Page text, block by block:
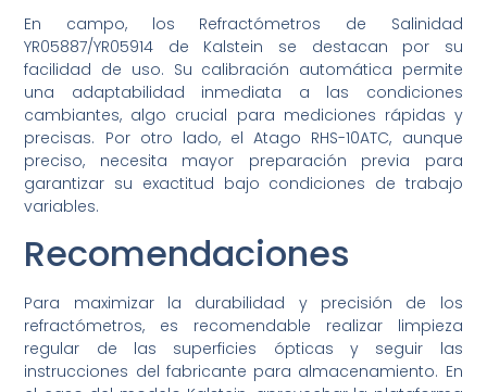
En campo, los Refractómetros de Salinidad
YR05887/YR05914 de Kalstein se destacan por su
facilidad de uso. Su calibración automática permite
una adaptabilidad inmediata a las condiciones
cambiantes, algo crucial para mediciones rápidas y
precisas. Por otro lado, el Atago RHS-10ATC, aunque
preciso, necesita mayor preparación previa para
garantizar su exactitud bajo condiciones de trabajo
variables.
Recomendaciones
Para maximizar la durabilidad y precisión de los
refractómetros, es recomendable realizar limpieza
regular de las superficies ópticas y seguir las
instrucciones del fabricante para almacenamiento. En